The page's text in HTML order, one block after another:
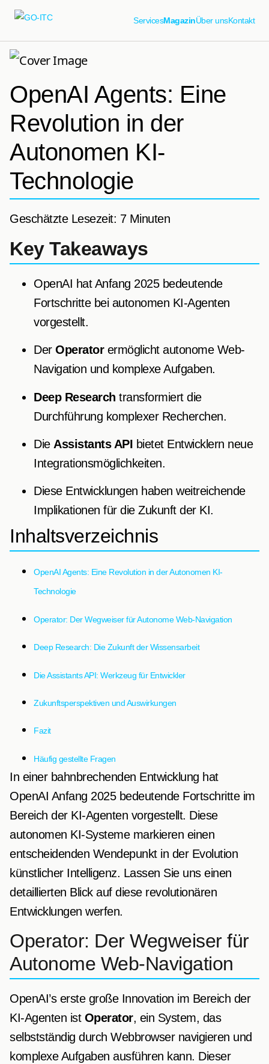
ServicesMagazinÜber unsKontakt
OpenAI Agents: Eine
Revolution in der
Autonomen KI-
Technologie
Geschätzte Lesezeit: 7 Minuten
Key Takeaways
OpenAI hat Anfang 2025 bedeutende
Fortschritte bei autonomen KI-Agenten
vorgestellt.
Der Operatorermöglicht autonome Web-
Navigation und komplexe Aufgaben.
Deep Research transformiert die
Durchführung komplexer Recherchen.
Die Assistants API bietet Entwicklern neue
Integrationsmöglichkeiten.
Diese Entwicklungen haben weitreichende
Implikationen für die Zukunft der KI.
Inhaltsverzeichnis
OpenAI Agents: Eine Revolution in der Autonomen KI-
Technologie
Operator: Der Wegweiser für Autonome Web-Navigation
Deep Research: Die Zukunft der Wissensarbeit
Die Assistants API: Werkzeug für Entwickler
Zukunftsperspektiven und Auswirkungen
Fazit
Häufig gestellte Fragen
In einer bahnbrechenden Entwicklung hat
OpenAI Anfang 2025 bedeutende Fortschritte im
Bereich der KI-Agenten vorgestellt. Diese
autonomen KI-Systeme markieren einen
entscheidenden Wendepunkt in der Evolution
künstlicher Intelligenz. Lassen Sie uns einen
detaillierten Blick auf diese revolutionären
Entwicklungen werfen.
Operator: Der Wegweiser für
Autonome Web-Navigation
OpenAI’s erste große Innovation im Bereich der
KI-Agenten ist Operator, ein System, das
selbstständig durch Webbrowser navigieren und
komplexe Aufgaben ausführen kann. Dieser